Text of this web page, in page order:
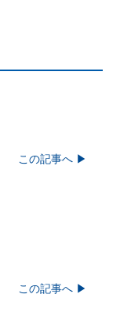
この記事へ ▶
この記事へ ▶